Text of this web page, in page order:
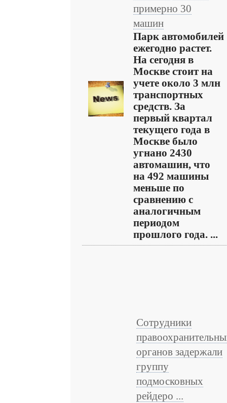
примерно 30
машин
Парк автомобилей
ежегодно растет.
На сегодня в
Москве стоит на
учете около 3 млн
транспортных
средств. За
первый квартал
текущего года в
Москве было
угнано 2430
автомашин, что
на 492 машины
меньше по
сравнению с
аналогичным
периодом
прошлого года. ...
Сотрудники
органов задержали
группу
подмосковных
рейдеро ...